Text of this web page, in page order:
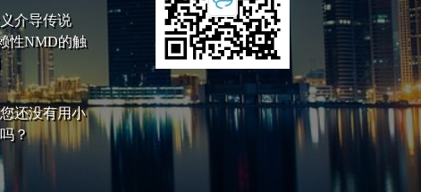
介导传说
性NMD的触
还没有用小
？